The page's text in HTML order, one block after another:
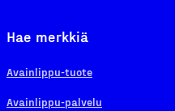
Hae merkkiä
Avainlippu-tuote
Avainlippu-palvelu